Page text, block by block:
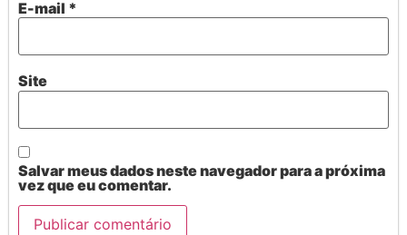
E-mail *
Site
Salvar meus dados neste navegador para a próxima
vez que eu comentar.